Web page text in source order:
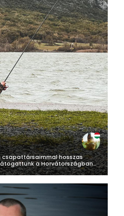
csapattársaimmal hosszas
a Horvátországban
Igyekeztünk minél több